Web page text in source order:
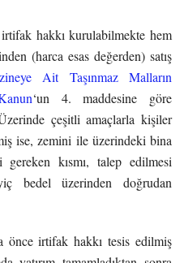
hakkı kurulabilmekte hem
(harca esas değerden) satış
Ait Taşınmaz Malların
‘un 4. maddesine göre
çeşitli amaçlarla kişiler
ise, zemini ile üzerindeki bina
kısmı, talep edilmesi
bedel üzerinden doğrudan
önce irtifak hakkı tesis edilmiş